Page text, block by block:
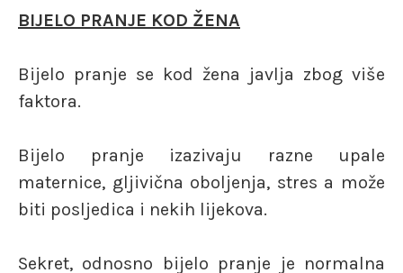
BIJELO PRANJE KOD ŽENA
Bijelo pranje se kod žena javlja zbog više
faktora.
Bijelo pranje izazivaju razne upale
maternice, gljivična oboljenja, stres a može
biti posljedica i nekih lijekova.
Sekret, odnosno bijelo pranje je normalna